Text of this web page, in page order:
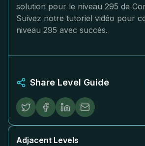
solution pour le niveau 295 de
Suivez notre tutoriel vidéo pour
niveau 295 avec succès.
Share Level Guide
Adjacent Levels